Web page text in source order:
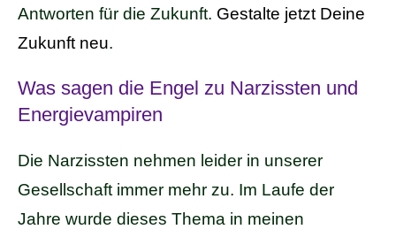
Antworten für die Zukunft. Gestalte jetzt Deine
Zukunft neu.
Was sagen die Engel zu Narzissten und
Energievampiren
Die Narzissten nehmen leider in unserer
Gesellschaft immer mehr zu. Im Laufe der
Jahre wurde dieses Thema in meinen